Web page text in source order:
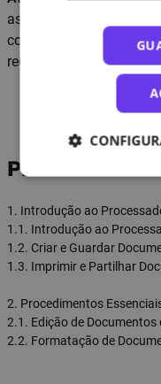
associar o seu Cartão
com as instruções
requisito obrigatório por
Plano de curso
1. Introdução ao
1.1. Introdução ao
1.2. Criar e Guardar
1.3. Imprimir e Partilhar
2. Procedimentos
2.1. Edição de Documentos
2.2. Formatação de